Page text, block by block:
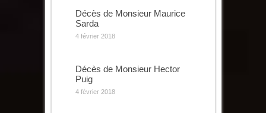
Décès de Monsieur Maurice
Sarda
4 février 2018
Décès de Monsieur Hector
Puig
4 février 2018